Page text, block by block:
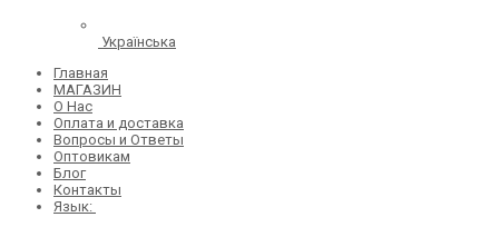
Українська
Главная
МАГАЗИН
О Нас
Оплата и доставка
Вопросы и Ответы
Оптовикам
Блог
Контакты
Язык: